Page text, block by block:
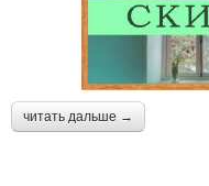
читать дальше →